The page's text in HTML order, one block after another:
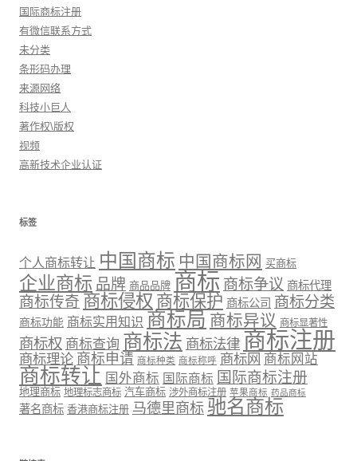
国际商标注册
有微信联系方式
未分类
条形码办理
来源网络
科技小巨人
著作权\版权
视频
高新技术企业认证
标签
个人商标转让 中国商标 中国商标网 买商标
企业商标 品牌 商品品牌 商标 商标争议 商标代理
商标传奇 商标侵权 商标保护 商标公司 商标分类
商标功能 商标实用知识 商标局 商标异议 商标显著性
商标权 商标查询 商标法 商标法律 商标注册
商标理论 商标申请 商标种类 商标称呼 商标网 商标网站
商标转让 国外商标 国际商标 国际商标注册
地理商标 地理标志商标 汽车商标 涉外商标注册 苹果商标 药品商标
著名商标 香港商标注册 马德里商标 驰名商标